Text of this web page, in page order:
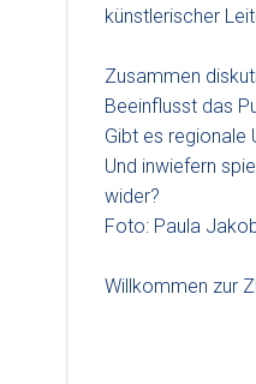
künstlerischer
Zusammen
Beeinflusst das
Gibt es regionale
Und inwiefern
wider?
Foto: Paula
Willkommen zur